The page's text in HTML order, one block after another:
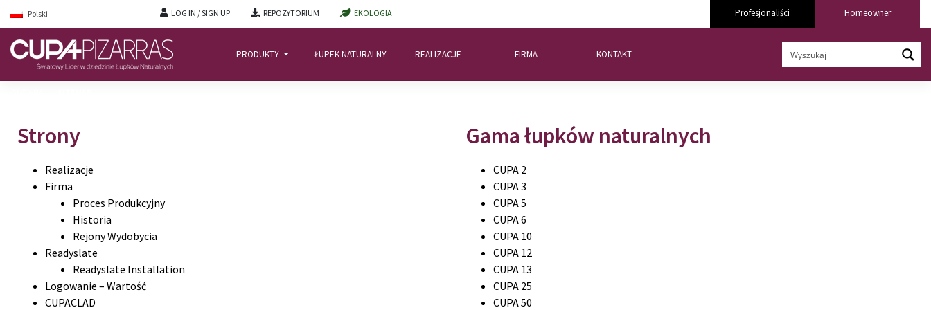
Polski LOG IN / SIGN UP REPOZYTORIUM EKOLOGIA Homeowner
Profesjonaliści
PRODUKTY ŁUPEK NATURALNY REALIZACJE FIRMA KONTAKT
Strony
Realizacje
Firma
Proces Produkcyjny
Historia
Rejony Wydobycia
Readyslate
Readyslate Installation
Logowanie – Wartość
CUPACLAD
Gama łupków naturalnych
CUPA 2
CUPA 3
CUPA 5
CUPA 6
CUPA 10
CUPA 12
CUPA 13
CUPA 25
CUPA 50